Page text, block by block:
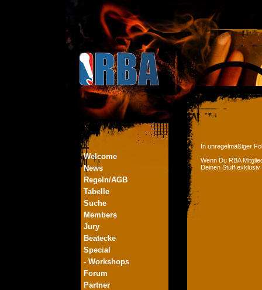
Welcome
News
Regeln/AGB
Tabelle
Suche
Members
Jury
Beatecke
Special
- Workshops
Forum
Partner
In unregelmäßiger
Wenn Du RBA
Deinen Stuff